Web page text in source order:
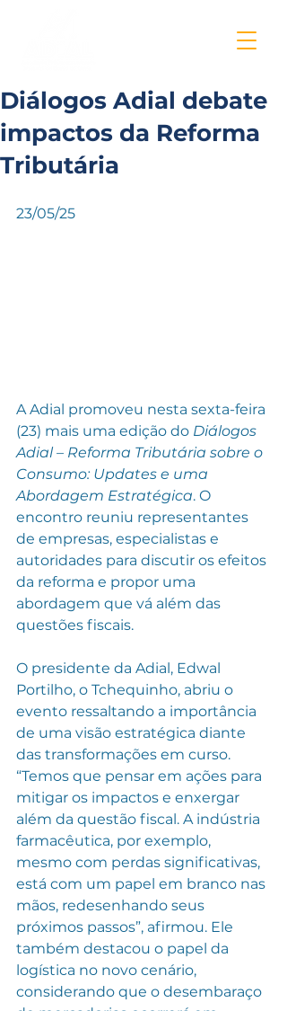
Diálogos Adial debate
impactos da Reforma
Tributária
23/05/25
A Adial promoveu nesta sexta-feira
(23) mais uma edição do Diálogos
Adial – Reforma Tributária sobre o
Consumo: Updates e uma
Abordagem Estratégica. O
encontro reuniu representantes
de empresas, especialistas e
autoridades para discutir os efeitos
da reforma e propor uma
abordagem que vá além das
questões fiscais.
O presidente da Adial, Edwal
Portilho, o Tchequinho, abriu o
evento ressaltando a importância
de uma visão estratégica diante
das transformações em curso.
“Temos que pensar em ações para
mitigar os impactos e enxergar
além da questão fiscal. A indústria
farmacêutica, por exemplo,
mesmo com perdas significativas,
está com um papel em branco nas
mãos, redesenhando seus
próximos passos”, afirmou. Ele
também destacou o papel da
logística no novo cenário,
considerando que o desembaraço